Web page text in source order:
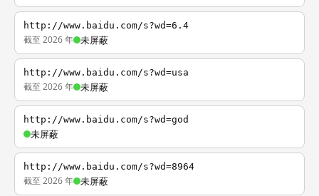
http://www.baidu.com/s?wd=6.4
截至 2026 年 未屏蔽
http://www.baidu.com/s?wd=usa
截至 2026 年 未屏蔽
http://www.baidu.com/s?wd=god
未屏蔽
http://www.baidu.com/s?wd=8964
截至 2026 年 未屏蔽